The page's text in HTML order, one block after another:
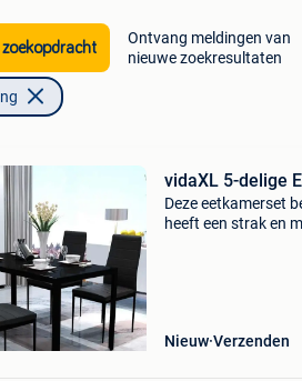
zoekopdracht
Ontvang meldingen van
nieuwe zoekresultaten
vidaXL 5-delige
Deze eetkamerset
heeft een strak en
Nieuw Verzenden